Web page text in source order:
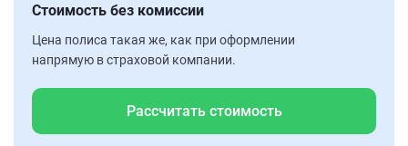
Стоимость без комиссии
Цена полиса такая же, как при оформлении
напрямую в страховой компании.
Рассчитать стоимость